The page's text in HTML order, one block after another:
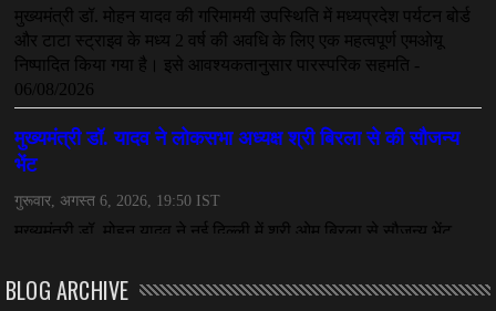
तीजन बाई को याद करेगा छत्तीसगढ़ का लोक कला जगत
July 07, 2026
BLOG ARCHIVE